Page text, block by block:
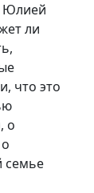
Юлией
ли
что это
о
семье